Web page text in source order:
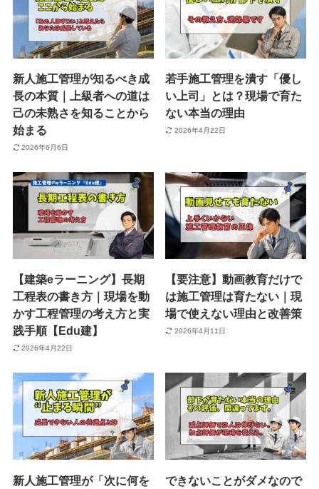
新人施工管理が知るべき成
長の本質｜上級者への道は
己の未熟さを知ることから
始まる
2026年6月6日
若手施工管理を潰す「優し
い上司」とは？現場で育た
ない本当の理由
2026年4月22日
【建築eラーニング】長期
工程表の書き方｜現場を動
かす工程管理の考え方と実
践手順【Edu建】
2026年4月22日
【要注意】動画教育だけで
は施工管理は育たない｜現
場で使えない理由と改善策
2026年4月11日
新人施工管理が「次に何を
できないことがダメなので